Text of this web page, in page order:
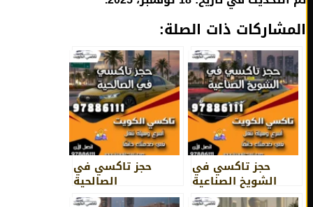
ذات الصلة:
حجز تاكسي في
الشويخ الصناعية
حجز تاكسي في
الصالحية